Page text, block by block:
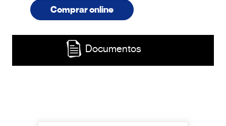
Comprar online
Documentos